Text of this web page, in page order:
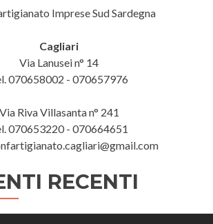
Cagliari
Via Lanusei n° 14
070658002 - 070657976
Via Riva Villasanta n° 241
070653220 - 070664651
RECENTI